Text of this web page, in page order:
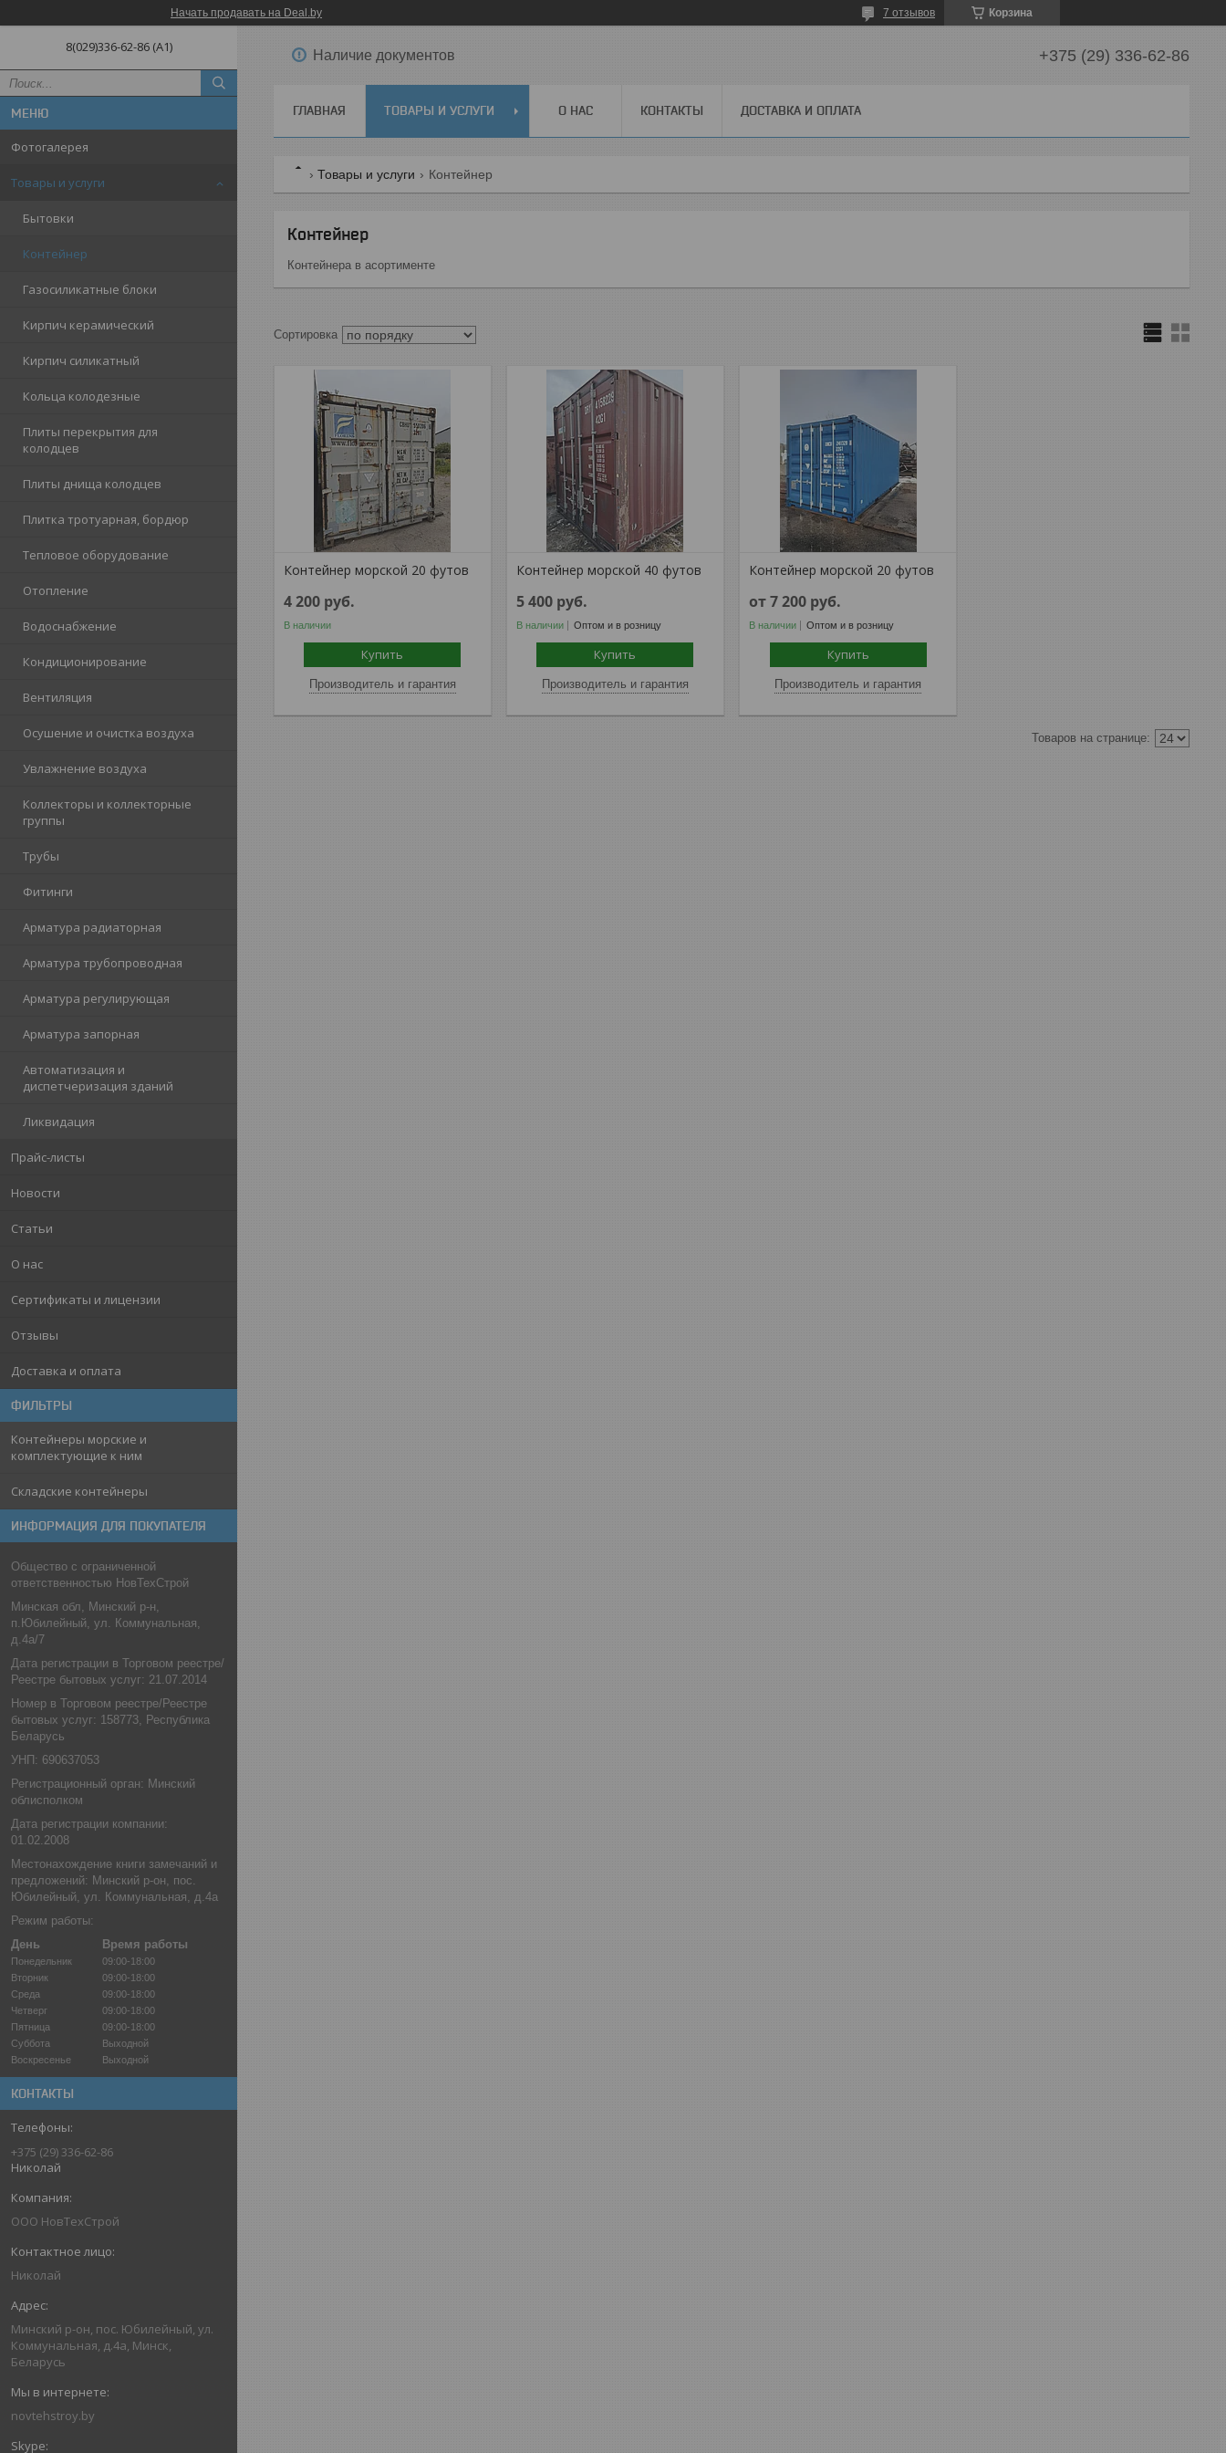
Начать продавать на Deal.by Корзина
7 отзывов
8(029)336-62-86 (A1)
Фотогалерея
Товары и услуги
Бытовки
Контейнер
Газосиликатные блоки
Кирпич керамический
Кирпич силикатный
Кольца колодезные
Плиты перекрытия для
колодцев
Плиты днища колодцев
Плитка тротуарная, бордюр
Тепловое оборудование
Отопление
Водоснабжение
Кондиционирование
Вентиляция
Осушение и очистка воздуха
Увлажнение воздуха
Коллекторы и коллекторные
группы
Трубы
Фитинги
Арматура радиаторная
Арматура трубопроводная
Арматура регулирующая
Арматура запорная
Автоматизация и
диспетчеризация зданий
Ликвидация
Прайс-листы
Новости
Статьи
О нас
Сертификаты и лицензии
Отзывы
Доставка и оплата
ФИЛЬТРЫ
Контейнеры морские и
комплектующие к ним
Складские контейнеры
ИНФОРМАЦИЯ ДЛЯ ПОКУПАТЕЛЯ
Общество с ограниченной
ответственностью НовТехСтрой
Минская обл, Минский р-н,
п.Юбилейный, ул. Коммунальная,
д.4а/7
Дата регистрации в Торговом реестре/
Реестре бытовых услуг: 21.07.2014
Номер в Торговом реестре/Реестре
бытовых услуг: 158773, Республика
Беларусь
УНП: 690637053
Регистрационный орган: Минский
облисполком
Дата регистрации компании:
01.02.2008
Местонахождение книги замечаний и
предложений: Минский р-он, пос.
Юбилейный, ул. Коммунальная, д.4а
Режим работы:
День
Время работы
Понедельник
09:00-18:00
Вторник
09:00-18:00
Среда
09:00-18:00
Четверг
09:00-18:00
Пятница
09:00-18:00
Суббота
Выходной
Воскресенье
Выходной
КОНТАКТЫ
+375 (29) 336-62-86
Николай
ООО НовТехСтрой
Николай
Минский р-он, пос. Юбилейный, ул.
Коммунальная, д.4а, Минск,
Беларусь
novtehstroy.by
Наличие документов +375 (29) 336-62-86
ГЛАВНАЯ ТОВАРЫ И УСЛУГИ О НАС КОНТАКТЫ ДОСТАВКА И ОПЛАТА
Товары и услуги Контейнер
Контейнер
Контейнера в асортименте
Контейнер морской 20 футов
4 200 руб.
В наличии
Купить
Производитель и гарантия
Контейнер морской 40 футов
5 400 руб.
В наличии Оптом и в розницу
Купить
Производитель и гарантия
Контейнер морской 20 футов
от 7 200 руб.
В наличии Оптом и в розницу
Купить
Производитель и гарантия